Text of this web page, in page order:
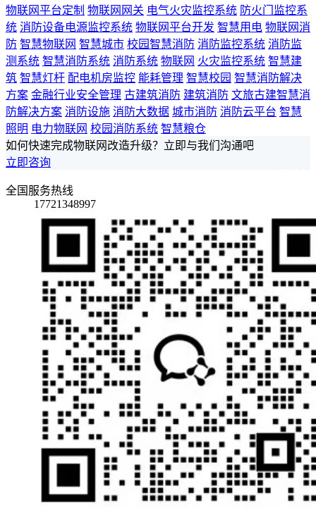
物联网平台定制 物联网网关 电气火灾监控系统 防火门监控系
统 消防设备电源监控系统 物联网平台开发 智慧用电 物联网消
防 智慧物联网 智慧城市 校园智慧消防 消防监控系统 消防监
测系统 智慧消防系统 消防系统 物联网 火灾监控系统 智慧建
筑 智慧灯杆 配电机房监控 能耗管理 智慧校园 智慧消防解决
方案 金融行业安全管理 古建筑消防 建筑消防 文旅古建智慧消
防解决方案 消防设施 消防大数据 城市消防 消防云平台 智慧
照明 电力物联网 校园消防系统 智慧粮仓
如何快速完成物联网改造升级？立即与我们沟通吧
立即咨询
全国服务热线
17721348997